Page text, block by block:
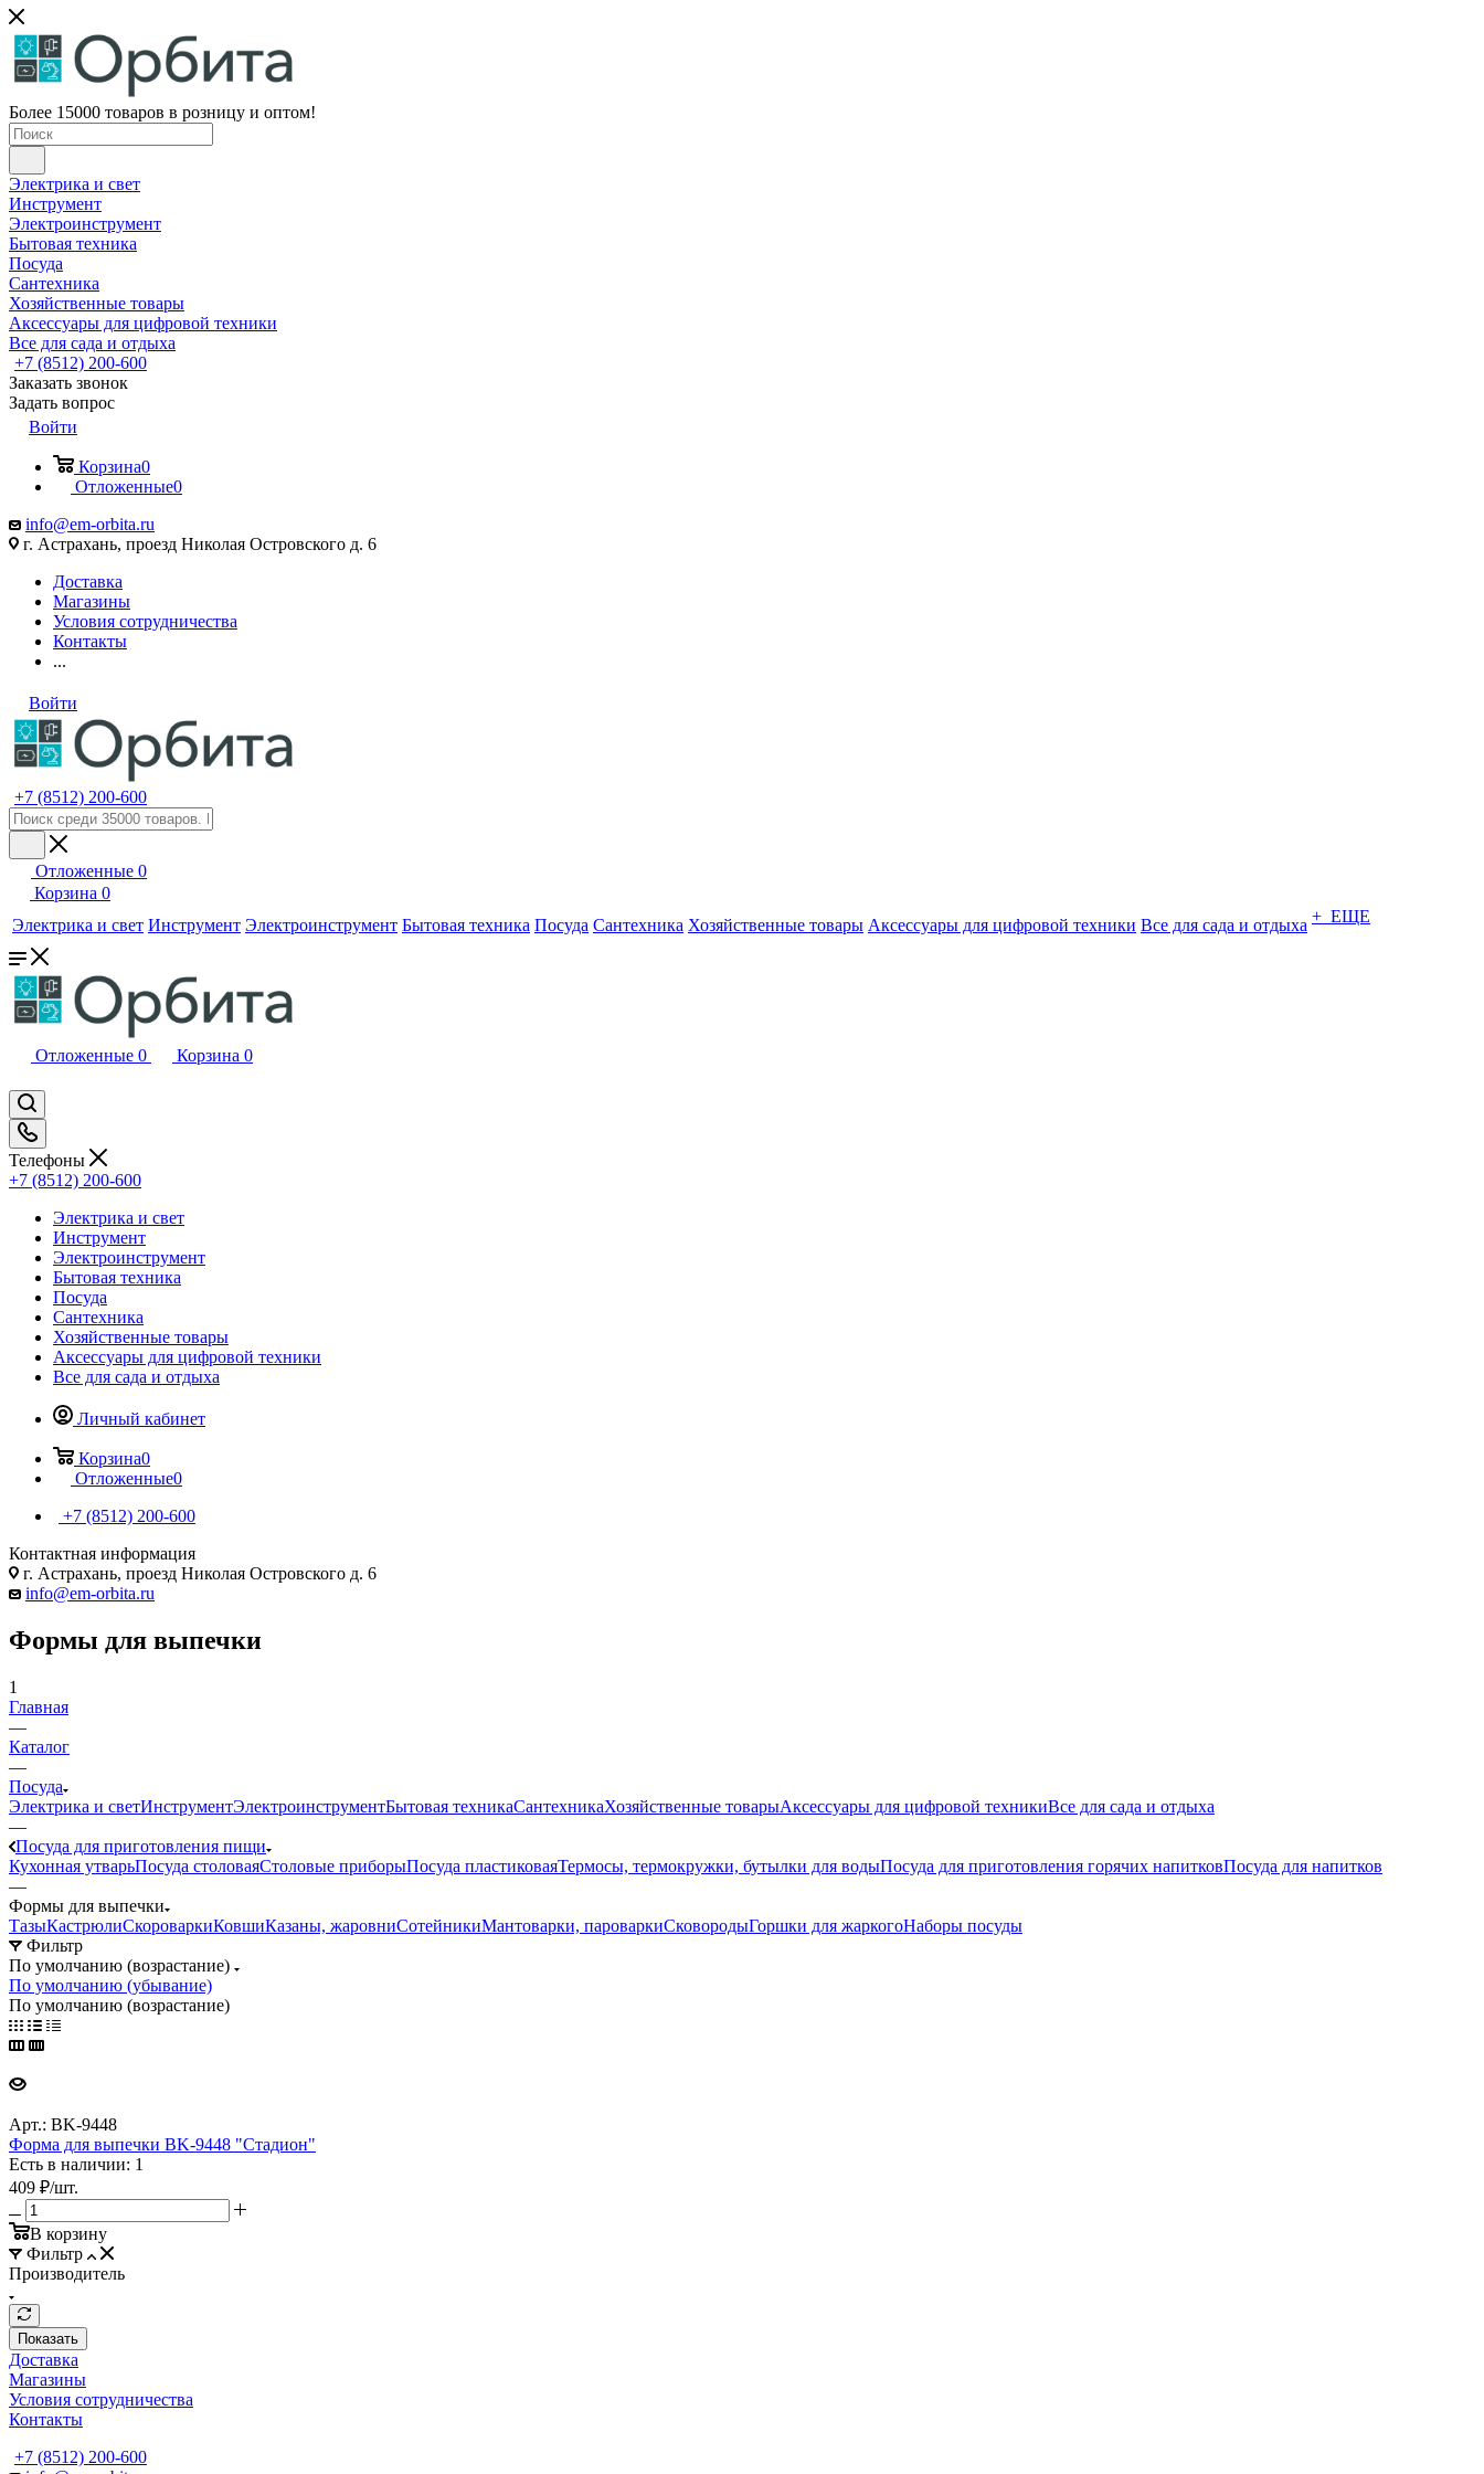
Более 15000 товаров в розницу и оптом!
Электрика и свет
Инструмент
Электроинструмент
Бытовая техника
Посуда
Сантехника
Хозяйственные товары
Аксессуары для цифровой техники
Все для сада и отдыха
+7 (8512) 200-600
Заказать звонок
Задать вопрос
Войти
Корзина0
Отложенные0
info@em-orbita.ru
г. Астрахань, проезд Николая Островского д. 6
Доставка
Магазины
Условия сотрудничества
Контакты
...
Войти
+7 (8512) 200-600
Отложенные 0
Корзина 0
Электрика и свет Инструмент Электроинструмент Бытовая техника Посуда Сантехника Хозяйственные товары Аксессуары для цифровой техники Все для сада и отдыха + ЕЩЕ
Отложенные 0 Корзина 0
Телефоны
+7 (8512) 200-600
Электрика и свет
Инструмент
Электроинструмент
Бытовая техника
Посуда
Сантехника
Хозяйственные товары
Аксессуары для цифровой техники
Все для сада и отдыха
Личный кабинет
Корзина0
Отложенные0
+7 (8512) 200-600
Контактная информация
г. Астрахань, проезд Николая Островского д. 6
info@em-orbita.ru
Формы для выпечки
1
Главная
—
Каталог
—
Посуда
Электрика и светИнструментЭлектроинструментБытовая техникаСантехникаХозяйственные товарыАксессуары для цифровой техникиВсе для сада и отдыха
—
Посуда для приготовления пищи
Кухонная утварьПосуда столоваяСтоловые приборыПосуда пластиковаяТермосы, термокружки, бутылки для водыПосуда для приготовления горячих напитковПосуда для напитков
—
Формы для выпечки
ТазыКастрюлиСкороваркиКовшиКазаны, жаровниСотейникиМантоварки, пароваркиСковородыГоршки для жаркогоНаборы посуды
Фильтр
По умолчанию (возрастание)
По умолчанию (убывание)
По умолчанию (возрастание)
Арт.: BK-9448
Форма для выпечки BK-9448 "Стадион"
Есть в наличии: 1
409 ₽/шт.
В корзину
Фильтр
Производитель
Показать
Доставка
Магазины
Условия сотрудничества
Контакты
+7 (8512) 200-600